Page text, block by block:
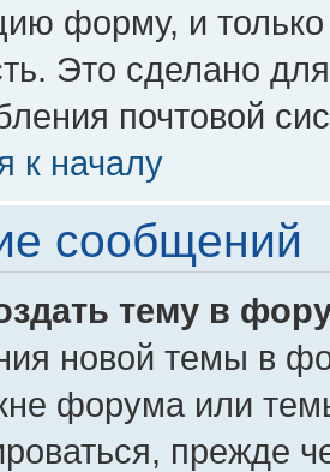
форму, и
Это сделано
почтовой
к началу
сообщений
тему в
новой темы в
форума или
прежде